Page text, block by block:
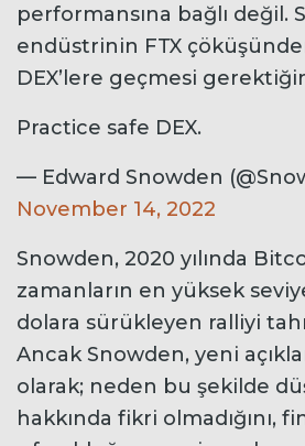
performansına bağlı değil.
endüstrinin FTX
DEX’lere geçmesi
Practice safe DEX.
— Edward Snowden
November 14, 2022
Snowden, 2020 yılında
zamanların en yüksek
dolara sürükleyen ralliyi
Ancak Snowden, yeni
olarak; neden bu şekilde
hakkında fikri olmadığını,